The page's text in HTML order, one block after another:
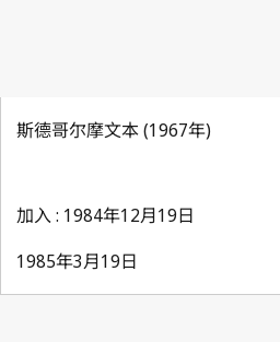
斯德哥尔摩文本 (1967年)
加入 : 1984年12月19日
1985年3月19日